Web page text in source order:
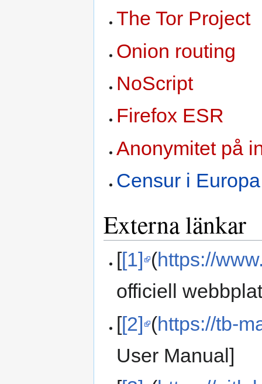
The Tor Project
Onion routing
NoScript
Firefox ESR
Anonymitet på
Censur i Europa
Externa länkar
[[1] (https://
officiell
[[2] (https://tb-
User Manual]